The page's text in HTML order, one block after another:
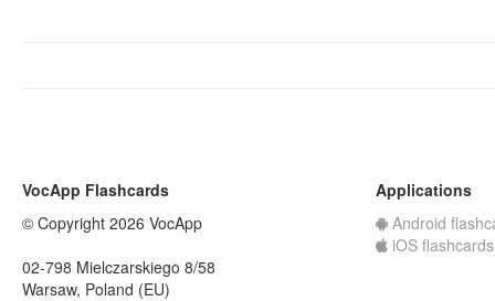
VocApp Flashcards
© Copyright 2026 VocApp
02-798 Mielczarskiego 8/58
Warsaw, Poland (EU)
Applications
Android
iOS flashcards